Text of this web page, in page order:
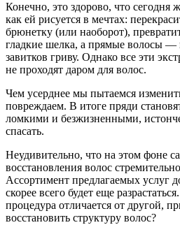
Конечно, это здорово, что сегодня
как ей рисуется в мечтах:
брюнетку (или наоборот),
гладкие шелка, а прямые волосы
завитков гриву. Однако все эти
не проходят даром для волос.
Чем усерднее мы пытаемся
повреждаем. В итоге пряди
ломкими и безжизненными,
спасать.
Неудивительно, что на этом фоне
восстановления волос
Ассортимент предлагаемых услуг
скорее всего будет еще
процедура отличается от другой,
восстановить структуру волос?